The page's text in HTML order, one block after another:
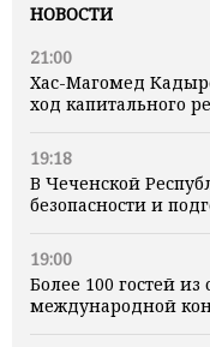
НОВОСТИ
21:00
Хас-Магомед
ход капитального
19:18
В Чеченской
безопасности и
19:00
Более 100 гостей из
международной